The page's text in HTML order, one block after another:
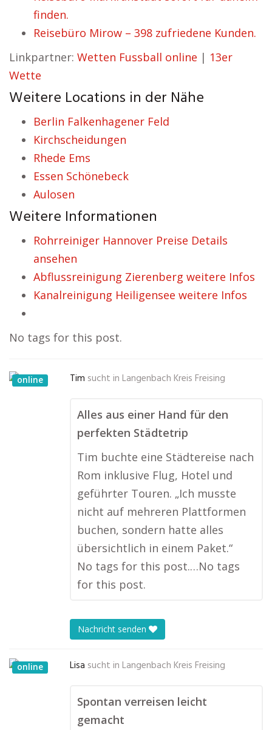
finden.
Reisebüro Mirow – 398 zufriedene Kunden.
Linkpartner: Wetten Fussball online | 13er
Wette
Weitere Locations in der Nähe
Berlin Falkenhagener Feld
Kirchscheidungen
Rhede Ems
Essen Schönebeck
Aulosen
Weitere Informationen
Rohrreiniger Hannover Preise Details
ansehen
Abflussreinigung Zierenberg weitere Infos
Kanalreinigung Heiligensee weitere Infos
No tags for this post.
online Tim sucht in Langenbach Kreis Freising
Alles aus einer Hand für den
perfekten Städtetrip
Tim buchte eine Städtereise nach
Rom inklusive Flug, Hotel und
geführter Touren. „Ich musste
nicht auf mehreren Plattformen
buchen, sondern hatte alles
übersichtlich in einem Paket.“
No tags for this post.…No tags
for this post.
Nachricht senden
online Lisa sucht in Langenbach Kreis Freising
Spontan verreisen leicht
gemacht